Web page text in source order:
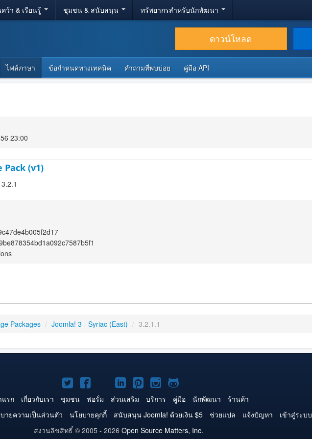
ว้า & เรียนรู้ ชุมชน & สนับสนุน ทรัพยากรสำหรับนักพัฒนา
ดาวน์โหลด
ไฟล์ภาษา ข้อกำหนดทางเทคนิค คำถามที่พบบ่อย คู่มือ API
23:00
Pack (v1)
Packages / Joomla! 3 - Syriac (East) / 3.2.1.1
Joomla!
บน
Twitter
Joomla!
บน
Facebook
Joomla!
บน
YouTube
Joomla!
บน
LinkedIn
Joomla!
บน
Pinterest
Joomla!
บน
Instagram
Joomla!
บน
GitHub
รก เกี่ยวกับเรา ชุมชน ฟอรั่ม ส่วนเสริม บริการ คู่มือ นักพัฒนา
ร้านค้า
ายความเป็นส่วนตัว นโยบายคุกกี้ สนับสนุน Joomla! ด้วยเงิน $5 ช่วยแปล แจ้งปัญหา
เข้าสู่ระบบ
สงวนลิขสิทธิ์ © 2005 - 2026 Open Source Matters, Inc.